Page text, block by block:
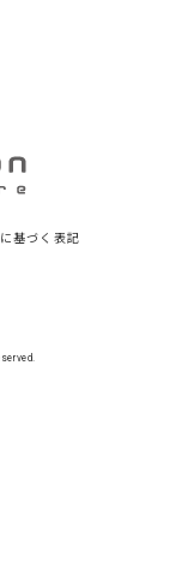
基づく表記